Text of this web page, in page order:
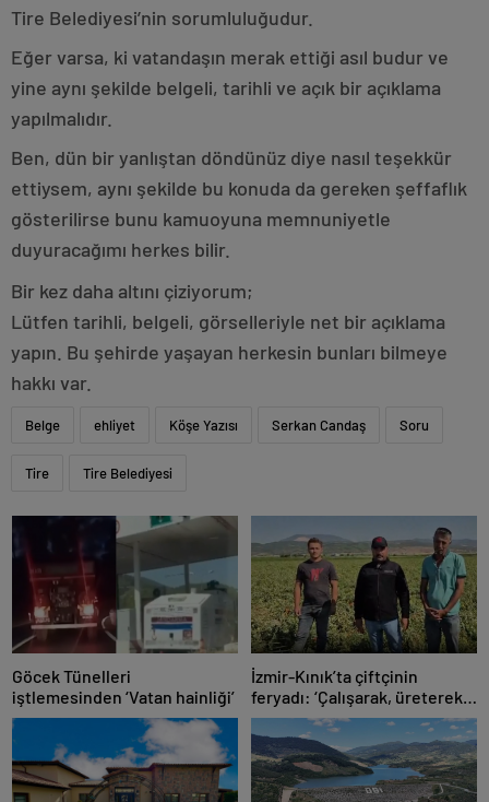
Tire Belediyesi’nin sorumluluğudur.
Eğer varsa, ki vatandaşın merak ettiği asıl budur ve
yine aynı şekilde belgeli, tarihli ve açık bir açıklama
yapılmalıdır.
Ben, dün bir yanlıştan döndünüz diye nasıl teşekkür
ettiysem, aynı şekilde bu konuda da gereken şeffaflık
gösterilirse bunu kamuoyuna memnuniyetle
duyuracağımı herkes bilir.
Bir kez daha altını çiziyorum;
Lütfen tarihli, belgeli, görselleriyle net bir açıklama
yapın. Bu şehirde yaşayan herkesin bunları bilmeye
hakkı var.
Belge ehliyet Köşe Yazısı Serkan Candaş Soru
Tire Tire Belediyesi
Göcek Tünelleri
iştlemesinden ‘Vatan hainliği’
İzmir-Kınık’ta çiftçinin
feryadı: ‘Çalışarak, üreterek
batıyoruz’